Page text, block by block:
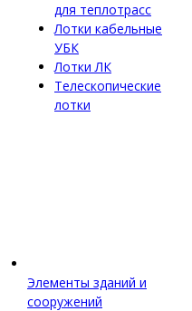
для теплотрасс
Лотки кабельные
УБК
Лотки ЛК
Телескопические
лотки
Элементы зданий и
сооружений